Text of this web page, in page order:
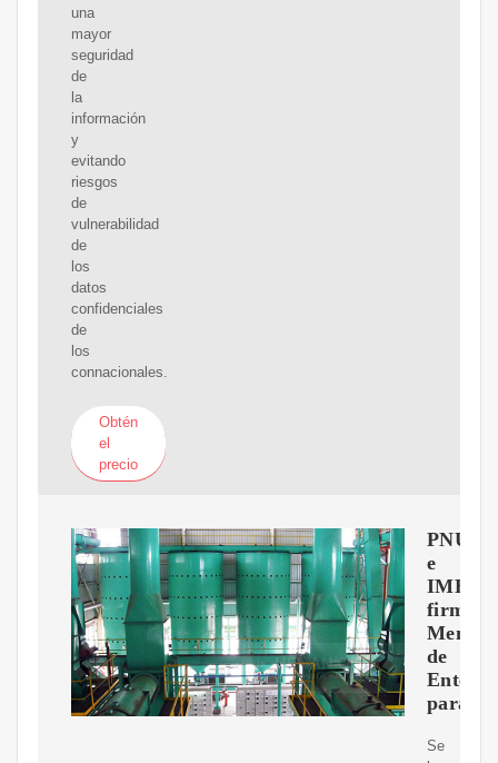
una
mayor
seguridad
de
la
información
y
evitando
riesgos
de
vulnerabilidad
de
los
datos
confidenciales
de
los
connacionales.
Obtén
el
precio
PNUD
e
firman
de
para
Se